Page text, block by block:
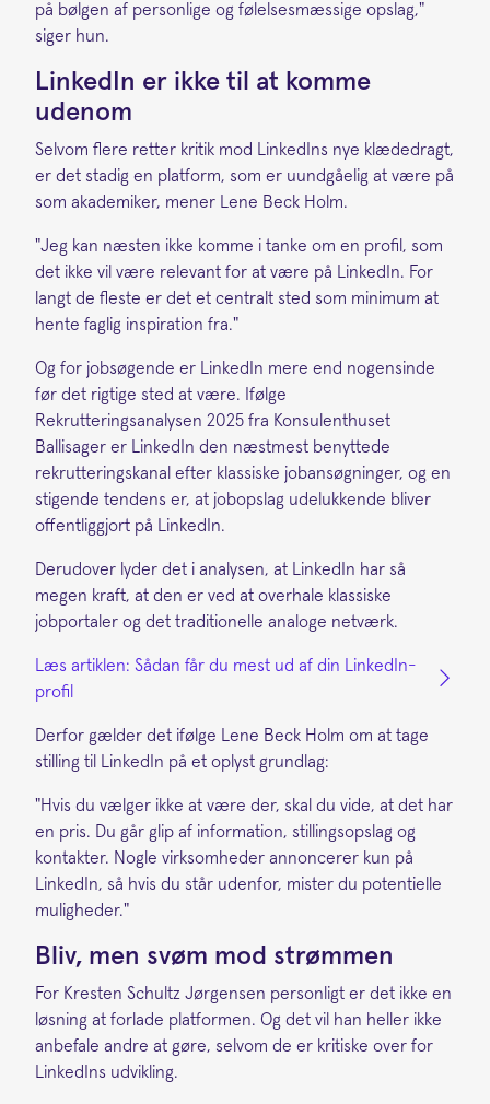
på bølgen af personlige og følelsesmæssige opslag,"
siger hun.
LinkedIn er ikke til at komme
udenom
Selvom flere retter kritik mod LinkedIns nye klædedragt,
er det stadig en platform, som er uundgåelig at være på
som akademiker, mener Lene Beck Holm.
"Jeg kan næsten ikke komme i tanke om en profil, som
det ikke vil være relevant for at være på LinkedIn. For
langt de fleste er det et centralt sted som minimum at
hente faglig inspiration fra."
Og for jobsøgende er LinkedIn mere end nogensinde
før det rigtige sted at være. Ifølge
Rekrutteringsanalysen 2025 fra Konsulenthuset
Ballisager er LinkedIn den næstmest benyttede
rekrutteringskanal efter klassiske jobansøgninger, og en
stigende tendens er, at jobopslag udelukkende bliver
offentliggjort på LinkedIn.
Derudover lyder det i analysen, at LinkedIn har så
megen kraft, at den er ved at overhale klassiske
jobportaler og det traditionelle analoge netværk.
Læs artiklen: Sådan får du mest ud af din LinkedIn-
profil
Derfor gælder det ifølge Lene Beck Holm om at tage
stilling til LinkedIn på et oplyst grundlag:
"Hvis du vælger ikke at være der, skal du vide, at det har
en pris. Du går glip af information, stillingsopslag og
kontakter. Nogle virksomheder annoncerer kun på
LinkedIn, så hvis du står udenfor, mister du potentielle
muligheder."
Bliv, men svøm mod strømmen
For Kresten Schultz Jørgensen personligt er det ikke en
løsning at forlade platformen. Og det vil han heller ikke
anbefale andre at gøre, selvom de er kritiske over for
LinkedIns udvikling.